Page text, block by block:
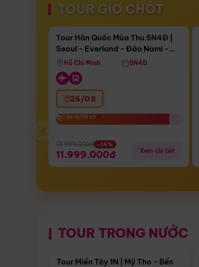
TOUR GIỜ CHÓT
Còn17 ngày 13:41:07
Bay Sun Phuquoc Airways
Điểm nổi bật
Tour Hàn Quốc Mùa Thu 5N4Đ |
Seoul - Everland - Đảo Nami -
Tháp Namsan (Bay Sun Phuquoc
Airways)
Hồ Chí Minh 5N4Đ
26/08
Còn 9/10 chỗ
Còn 9/10 chỗ
13.999.000đ -14%
11.999.000đ Xem chi tiết
‹
TOUR TRONG NƯỚC
Điểm nổi bật
Tour Miền Tây 1N | Mỹ Tho - Bến